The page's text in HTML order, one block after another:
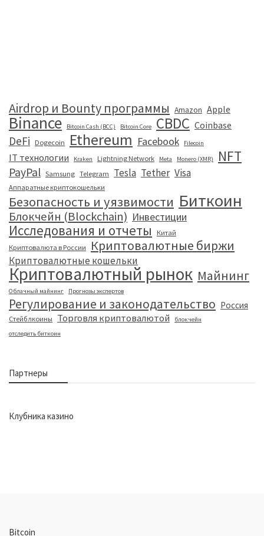
Airdrop и Bounty программы Amazon Apple
Binance Bitcoin Cash (BCC) Bitcoin Core CBDC Coinbase
DeFi Dogecoin Ethereum Facebook Filecoin
IT технологии Kraken Lightning Network Meta Monero (XMR) NFT
PayPal Samsung Telegram Tesla Tether Visa
Аппаратные криптокошельки
Безопасность и уязвимости Биткоин
Блокчейн (Blockchain) Инвестиции
Исследования и отчеты
Китай
Криптовалюта в России
Криптовалютные биржи
Криптовалютные кошельки
Криптовалютный рынок Майнинг
Облачный майнинг Прогнозы экспертов
Регулирование и законодательство Россия
Стейблкоины Торговля криптовалютой
блокчейн
отследить биткоин
Партнеры
Клубника казино
Bitcoin